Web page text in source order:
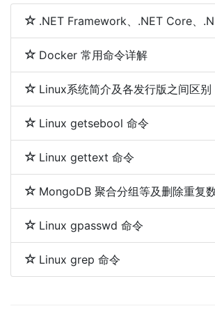
.NET Framework、.NET Core、.NET 5、.NET 6和
Docker 常用命令详解
Linux系统简介及各发行版之间区别
Linux getsebool 命令
Linux gettext 命令
MongoDB 聚合分组等及删除重复
Linux gpasswd 命令
Linux grep 命令